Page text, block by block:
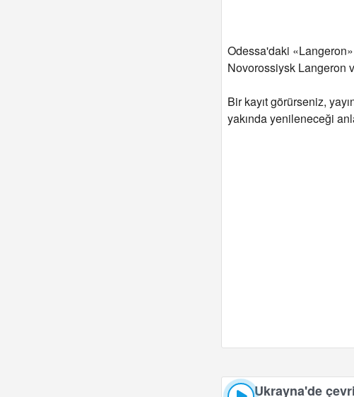
Odessa'daki
Novorossiysk Langeron
Bir kayıt görürseniz,
yakında yenileneceği
Ukrayna'de